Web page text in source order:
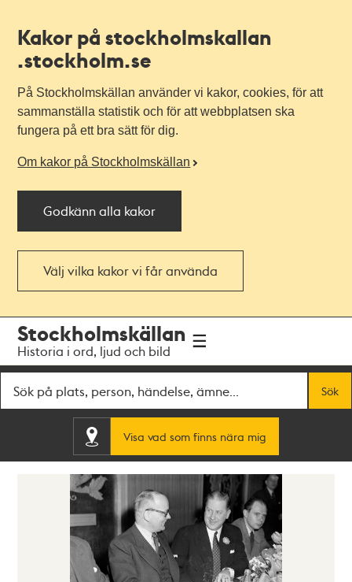
Kakor på stockholmskallan
.stockholm.se
På Stockholmskällan använder vi kakor, cookies, för att
sammanställa statistik och för att webbplatsen ska
fungera på ett bra sätt för dig.
Om kakor på Stockholmskällan
Godkänn alla kakor
Välj vilka kakor vi får använda
navigationen
huvudinnehållet
Stockholmskällan
Historia i ord, ljud och bild
Sök
Visa vad som finns nära mig